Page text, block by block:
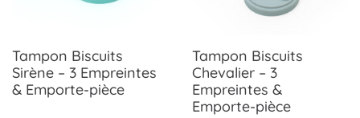
Tampon Biscuits
Sirène – 3 Empreintes
& Emporte-pièce
Tampon Biscuits
Chevalier – 3
Empreintes &
Emporte-pièce